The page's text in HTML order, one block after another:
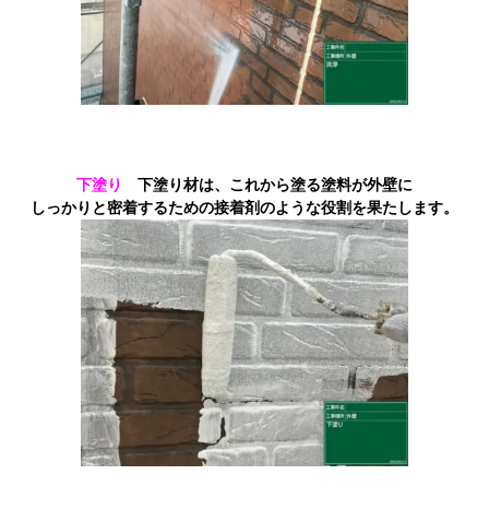
下塗り
下塗り材は、これから塗る塗料が外壁に
しっかりと密着するための接着剤のような役割を果たします。